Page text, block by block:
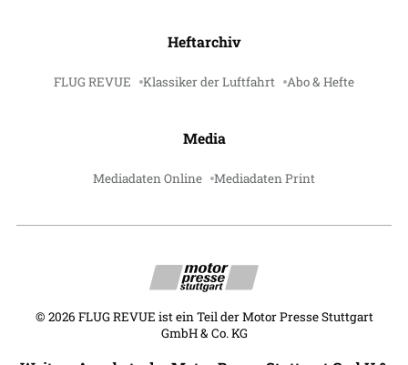
Heftarchiv
FLUG REVUE Klassiker der Luftfahrt Abo & Hefte
Media
Mediadaten Online Mediadaten Print
© 2026 FLUG REVUE ist ein Teil der Motor Presse Stuttgart
GmbH & Co. KG